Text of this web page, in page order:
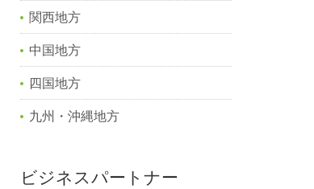
関西地方
中国地方
四国地方
九州・沖縄地方
ビジネスパートナー